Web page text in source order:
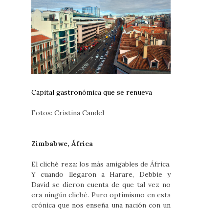
Capital gastronómica que se renueva
Fotos: Cristina Candel
Zimbabwe, África
El cliché reza: los más amigables de África.
Y cuando llegaron a Harare, Debbie y
David se dieron cuenta de que tal vez no
era ningún cliché. Puro optimismo en esta
crónica que nos enseña una nación con un